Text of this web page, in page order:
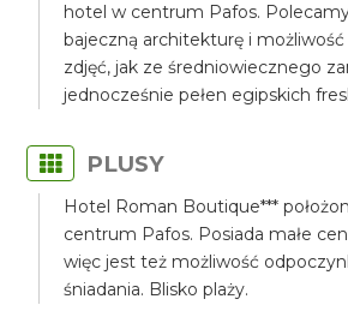
hotel w centrum Pafos.
bajeczną architekturę i
zdjęć, jak ze średniowiecznego
jednocześnie pełen egipskich
PLUSY
Hotel Roman Boutique***
centrum Pafos. Posiada małe
więc jest też możliwość
śniadania. Blisko plaży.